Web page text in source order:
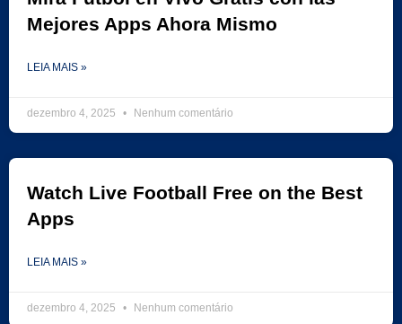
Mejores Apps Ahora Mismo
LEIA MAIS »
dezembro 4, 2025 Nenhum comentário
Watch Live Football Free on the Best
Apps
LEIA MAIS »
dezembro 4, 2025 Nenhum comentário